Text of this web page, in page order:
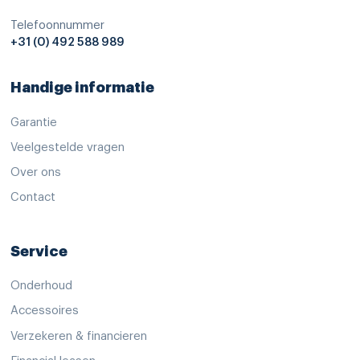
Telefoonnummer
+31 (0) 492 588 989
Handige informatie
Garantie
Veelgestelde vragen
Over ons
Contact
Service
Onderhoud
Accessoires
Verzekeren & financieren